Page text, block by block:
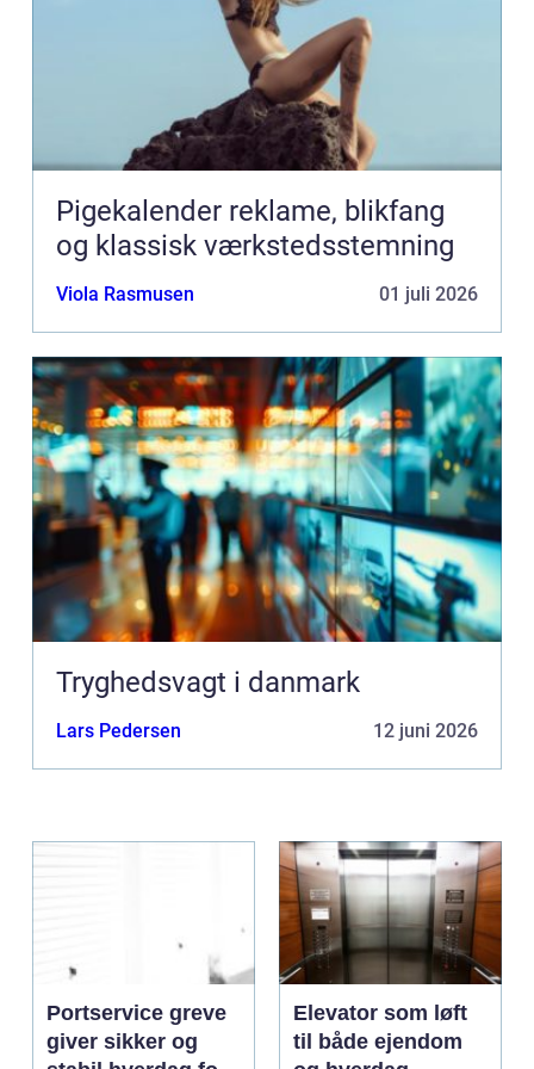
Pigekalender reklame, blikfang
og klassisk værkstedsstemning
Viola Rasmusen 01 juli 2026
Tryghedsvagt i danmark
Lars Pedersen 12 juni 2026
Portservice greve
giver sikker og
Elevator som løft
til både ejendom